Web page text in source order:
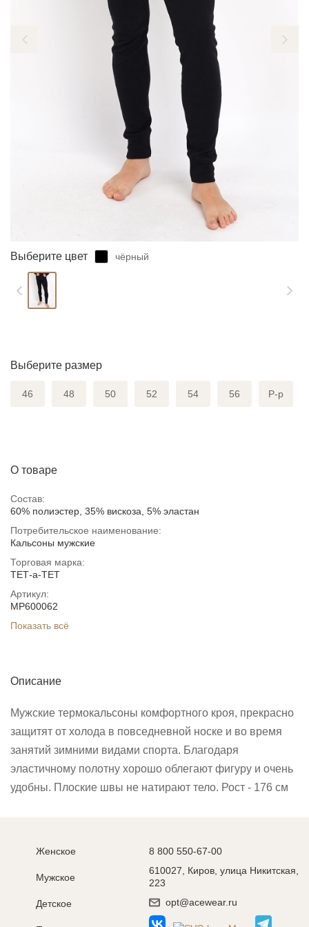
Выберите цвет чёрный
Выберите размер
46 48 50 52 54 56 Р-р
О товаре
Состав:
60% полиэстер, 35% вискоза, 5% эластан
Потребительское наименование:
Кальсоны мужские
Торговая марка:
ТЕТ-а-ТЕТ
Артикул:
MP600062
Показать всё
Описание
Мужские термокальсоны комфортного кроя, прекрасно
защитят от холода в повседневной носке и во время
занятий зимними видами спорта. Благодаря
эластичному полотну хорошо облегают фигуру и очень
удобны. Плоские швы не натирают тело. Рост - 176 см
Женское
Мужское
Детское
8 800 550-67-00
610027, Киров, улица Никитская,
223
opt@acewear.ru